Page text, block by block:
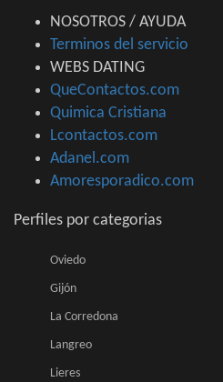
NOSOTROS / AYUDA
Terminos del servicio
WEBS DATING
QueContactos.com
Quimica Cristiana
Lcontactos.com
Adanel.com
Amoresporadico.com
Perfiles por categorias
Oviedo
Gijón
La Corredona
Langreo
Lieres